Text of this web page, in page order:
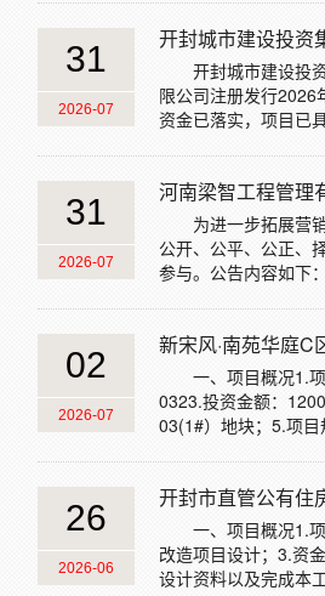
31
2026-07
开封城市建设投资
开封城市建设投
限公司注册发行2026
资金已落实，项目已
31
2026-07
河南梁智工程管理
为进一步拓展营
公开、公平、公正、
参与。公告内容如下
02
2026-07
新宋风·南苑华庭
一、项目概况1.
0323.投资金额：
03(1#）地块；5.项目
26
2026-06
开封市直管公有住
一、项目概况1.
改造项目设计；3.资
设计资料以及完成本